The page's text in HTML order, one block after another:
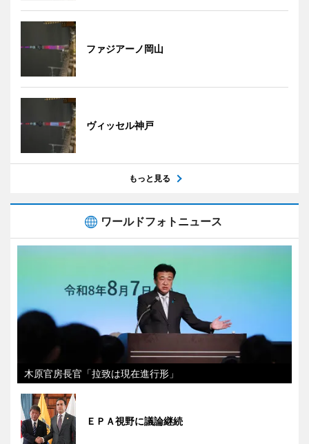
ファジアーノ岡山
ヴィッセル神戸
もっと見る
ワールドフォトニュース
木原官房長官「拉致は現在進行形」
ＥＰＡ視野に議論継続